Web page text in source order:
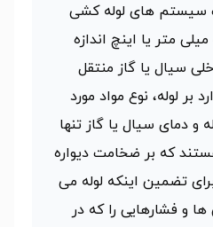
سیستم های لوله کشی
متر یا اینچ اندازه
سیال یا گاز منتقل
بر لوله، نوع مواد مورد
و دمای سیال یا گاز تنها
که بر ضخامت دیواره
تضمین اینکه لوله می
و فشارهایی را که در